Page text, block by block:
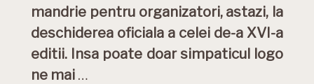
mandrie pentru organizatori, astazi, la
deschiderea oficiala a celei de-a XVI-a
editii. Insa poate doar simpaticul logo
ne mai …